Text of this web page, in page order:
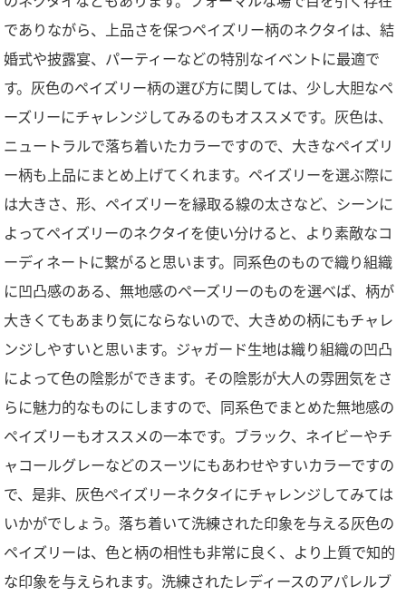
でありながら、上品さを保つペイズリー柄のネクタイは、結
婚式や披露宴、パーティーなどの特別なイベントに最適で
す。灰色のペイズリー柄の選び方に関しては、少し大胆なペ
ーズリーにチャレンジしてみるのもオススメです。灰色は、
ニュートラルで落ち着いたカラーですので、大きなペイズリ
ー柄も上品にまとめ上げてくれます。ペイズリーを選ぶ際に
は大きさ、形、ペイズリーを縁取る線の太さなど、シーンに
よってペイズリーのネクタイを使い分けると、より素敵なコ
ーディネートに繋がると思います。同系色のもので織り組織
に凹凸感のある、無地感のペーズリーのものを選べば、柄が
大きくてもあまり気にならないので、大きめの柄にもチャレ
ンジしやすいと思います。ジャガード生地は織り組織の凹凸
によって色の陰影ができます。その陰影が大人の雰囲気をさ
らに魅力的なものにしますので、同系色でまとめた無地感の
ペイズリーもオススメの一本です。ブラック、ネイビーやチ
ャコールグレーなどのスーツにもあわせやすいカラーですの
で、是非、灰色ペイズリーネクタイにチャレンジしてみては
いかがでしょう。落ち着いて洗練された印象を与える灰色の
ペイズリーは、色と柄の相性も非常に良く、より上質で知的
な印象を与えられます。洗練されたレディースのアパレルブ